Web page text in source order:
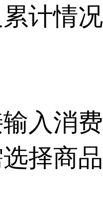
计情
入消
择商品